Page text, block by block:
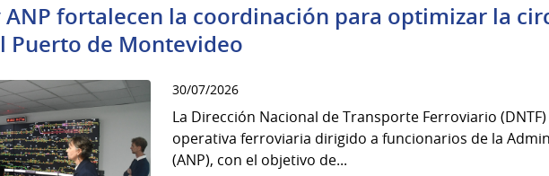
ANP fortalecen la coordinación para optimizar la
Puerto de Montevideo
30/07/2026
La Dirección Nacional de Transporte Ferroviario
operativa ferroviaria dirigido a funcionarios de la
(ANP), con el objetivo de...